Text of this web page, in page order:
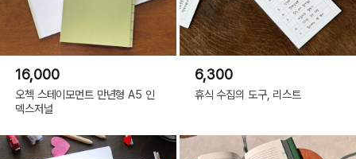
16,000
오첵 스테이모먼트 만년형 A5 인
덱스저널
6,300
휴식 수집의 도구, 리스트